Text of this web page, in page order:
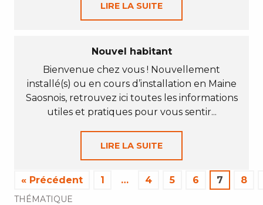
LIRE LA SUITE
Nouvel habitant
Bienvenue chez vous ! Nouvellement
installé(s) ou en cours d’installation en Maine
Saosnois, retrouvez ici toutes les informations
utiles et pratiques pour vous sentir...
LIRE LA SUITE
« Précédent 1 … 4 5 6 7 8
THÉMATIQUE